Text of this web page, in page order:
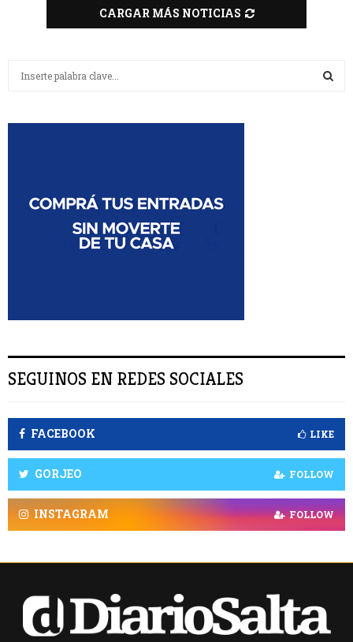
CARGAR MÁS NOTICIAS
SEGUINOS EN REDES SOCIALES
FACEBOOK LIKE
GORJEO FOLLOW
INSTAGRAM FOLLOW